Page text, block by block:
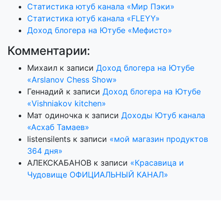
Статистика ютуб канала «Мир Пэки»
Статистика ютуб канала «FLEYY»
Доход блогера на Ютубе «Мефисто»
Комментарии:
Михаил к записи Доход блогера на Ютубе
«Arslanov Chess Show»
Геннадий к записи Доход блогера на Ютубе
«Vishniakov kitchen»
Мат одиночка к записи Доходы Ютуб канала
«Асхаб Тамаев»
listensilents к записи «мой магазин продуктов
364 дня»
АЛЕКСКАБАНОВ к записи «Красавица и
Чудовище ОФИЦИАЛЬНЫЙ КАНАЛ»